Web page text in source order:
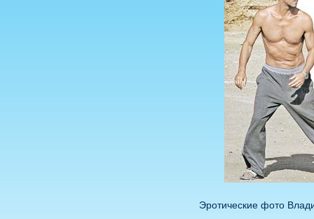
Эротические фото